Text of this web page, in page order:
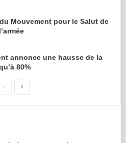
Mouvement pour le Salut de
annonce une hausse de la
80%